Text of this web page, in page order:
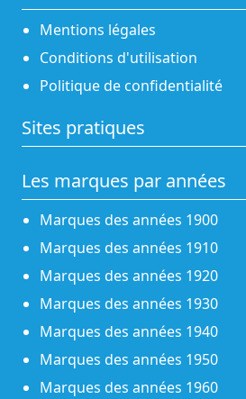
Mentions légales
Conditions d'utilisation
Politique de confidentialité
Sites pratiques
Les marques par années
Marques des années 1900
Marques des années 1910
Marques des années 1920
Marques des années 1930
Marques des années 1940
Marques des années 1950
Marques des années 1960